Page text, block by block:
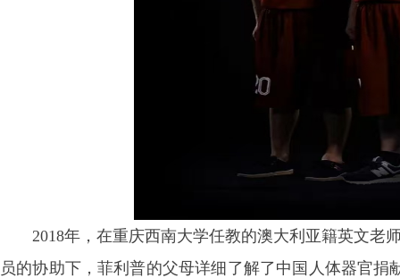
2018年，在重庆西南大学任教的澳大利亚籍英文老
员的协助下，菲利普的父母详细了解了中国人体器官